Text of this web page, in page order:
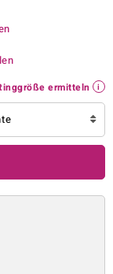
ermitteln